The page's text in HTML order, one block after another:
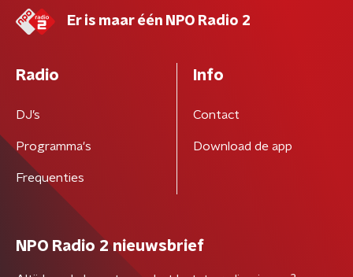
Er is maar één NPO Radio 2
Radio
DJ’s
Programma's
Frequenties
Info
Contact
Download de app
NPO Radio 2 nieuwsbrief